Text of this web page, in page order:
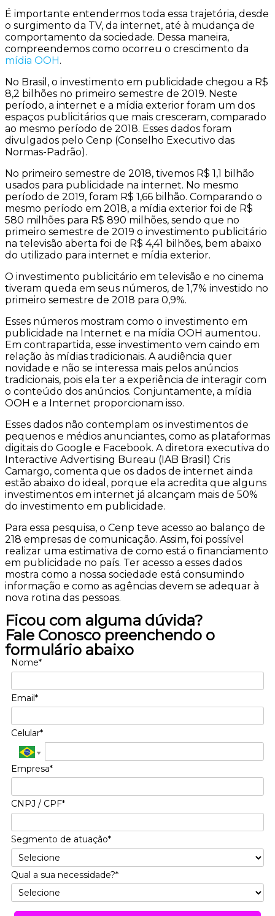
É importante entendermos toda essa trajetória, desde
o surgimento da TV, da internet, até à mudança de
comportamento da sociedade. Dessa maneira,
compreendemos como ocorreu o crescimento da
mídia OOH.
No Brasil, o investimento em publicidade chegou a R$
8,2 bilhões no primeiro semestre de 2019. Neste
período, a internet e a mídia exterior foram um dos
espaços publicitários que mais cresceram, comparado
ao mesmo período de 2018. Esses dados foram
divulgados pelo Cenp (Conselho Executivo das
Normas-Padrão).
No primeiro semestre de 2018, tivemos R$ 1,1 bilhão
usados para publicidade na internet. No mesmo
período de 2019, foram R$ 1,66 bilhão. Comparando o
mesmo período em 2018, a mídia exterior foi de R$
580 milhões para R$ 890 milhões, sendo que no
primeiro semestre de 2019 o investimento publicitário
na televisão aberta foi de R$ 4,41 bilhões, bem abaixo
do utilizado para internet e mídia exterior.
O investimento publicitário em televisão e no cinema
tiveram queda em seus números, de 1,7% investido no
primeiro semestre de 2018 para 0,9%.
Esses números mostram como o investimento em
publicidade na Internet e na mídia OOH aumentou.
Em contrapartida, esse investimento vem caindo em
relação às mídias tradicionais. A audiência quer
novidade e não se interessa mais pelos anúncios
tradicionais, pois ela ter a experiência de interagir com
o conteúdo dos anúncios. Conjuntamente, a mídia
OOH e a Internet proporcionam isso.
Esses dados não contemplam os investimentos de
pequenos e médios anunciantes, como as plataformas
digitais do Google e Facebook. A diretora executiva do
Interactive Advertising Bureau (IAB Brasil) Cris
Camargo, comenta que os dados de internet ainda
estão abaixo do ideal, porque ela acredita que alguns
investimentos em internet já alcançam mais de 50%
do investimento em publicidade.
Para essa pesquisa, o Cenp teve acesso ao balanço de
218 empresas de comunicação. Assim, foi possível
realizar uma estimativa de como está o financiamento
em publicidade no país. Ter acesso a esses dados
mostra como a nossa sociedade está consumindo
informação e como as agências devem se adequar à
nova rotina das pessoas.
Ficou com alguma dúvida?
Fale Conosco preenchendo o
formulário abaixo
Nome*
Email*
Celular*
Empresa*
CNPJ / CPF*
Segmento de atuação*
Qual a sua necessidade?*